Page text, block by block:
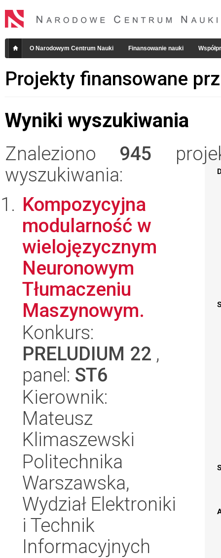
O Narodowym Centrum Nauki Finansowanie nauki
Projekty finansowane
Wyniki wyszukiwania
Znaleziono 945
wyszukiwania:
Kompozycyjna
modularność w
wielojęzycznym
Neuronowym
Tłumaczeniu
Maszynowym.
Konkurs:
PRELUDIUM 22 ,
panel: ST6
Kierownik:
Mateusz
Klimaszewski
Politechnika
Warszawska,
Wydział Elektroniki
i Technik
Informacyjnych